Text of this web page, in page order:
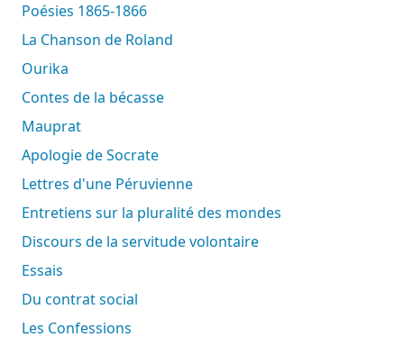
Poésies 1865-1866
La Chanson de Roland
Ourika
Contes de la bécasse
Mauprat
Apologie de Socrate
Lettres d'une Péruvienne
Entretiens sur la pluralité des mondes
Discours de la servitude volontaire
Essais
Du contrat social
Les Confessions